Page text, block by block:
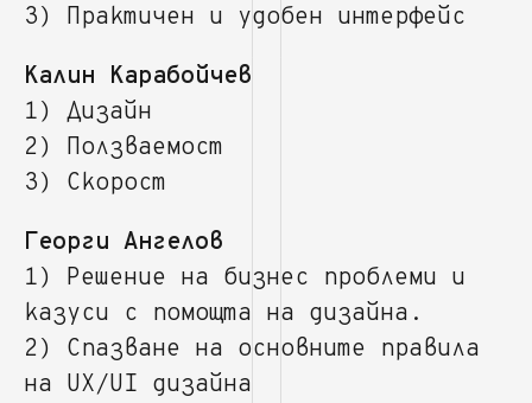
3) Практичен и удобен интерфейс
Калин Карабойчев
1) Дизайн
2) Ползваемост
3) Скорост
Георги Ангелов
1) Решение на бизнес проблеми и
казуси с помощта на дизайна.
2) Спазване на основните правила
на UX/UI дизайна